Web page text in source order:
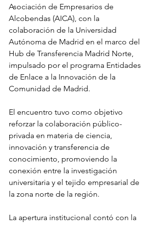
Asociación de Empresarios de
Alcobendas (AICA), con la
colaboración de la Universidad
Autónoma de Madrid en el marco del
Hub de Transferencia Madrid Norte,
impulsado por el programa Entidades
de Enlace a la Innovación de la
Comunidad de Madrid.
El encuentro tuvo como objetivo
reforzar la colaboración público-
privada en materia de ciencia,
innovación y transferencia de
conocimiento, promoviendo la
conexión entre la investigación
universitaria y el tejido empresarial de
la zona norte de la región.
La apertura institucional contó con la